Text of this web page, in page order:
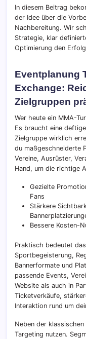
In diesem Beitrag
der Idee über die
Nachbereitung. Wir
Strategie, klar
Optimierung den
Eventplanung
Exchange:
Zielgruppen
Wer heute ein MMA-
Es braucht eine
Zielgruppe wirklich
du maßgeschneiderte
Vereine, Ausrüster,
Hand, um die richtige
Gezielte
Fans
Stärkere
Bessere Kosten-
Praktisch bedeutet
Sportbegeisterung,
Bannerformate und
passende Events,
Website als auch in
Ticketverkäufe,
Interaktion rund um
Neben der
Targeting nutzen.